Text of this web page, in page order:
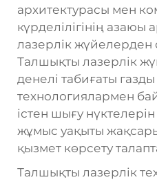
архитектурасы мен
күрделілігінің
лазерлік жүйелерден
Талшықты лазерлік
денелі табиғаты
технологиялармен
істен шығу
жұмыс уақыты
қызмет көрсету
Талшықты лазерлік